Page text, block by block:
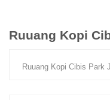
Ruuang Kopi
Ruuang Kopi Cibis Park